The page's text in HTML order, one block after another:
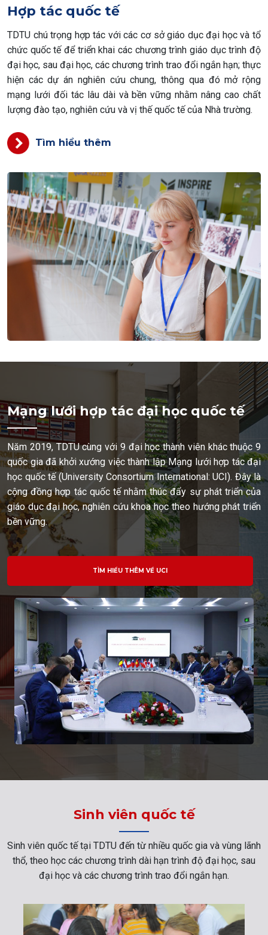
Hợp tác quốc tế
TDTU chú trọng hợp tác với các cơ sở giáo dục đại học và tổ
chức quốc tế để triển khai các chương trình giáo dục trình độ
đại học, sau đại học, các chương trình trao đổi ngắn hạn; thực
hiện các dự án nghiên cứu chung, thông qua đó mở rộng
mạng lưới đối tác lâu dài và bền vững nhằm nâng cao chất
lượng đào tạo, nghiên cứu và vị thế quốc tế của Nhà trường.
Tìm hiểu thêm
Mạng lưới hợp tác đại học quốc tế
Năm 2019, TDTU cùng với 9 đại học thành viên khác thuộc 9
quốc gia đã khởi xướng việc thành lập Mạng lưới hợp tác đại
học quốc tế (University Consortium International: UCI). Đây là
cộng đồng hợp tác quốc tế nhằm thúc đẩy sự phát triển của
giáo dục đại học, nghiên cứu khoa học theo hướng phát triển
bền vững.
TÌM HIỂU THÊM VỀ UCI
Sinh viên quốc tế
Sinh viên quốc tế tại TDTU đến từ nhiều quốc gia và vùng lãnh
thổ, theo học các chương trình dài hạn trình độ đại học, sau
đại học và các chương trình trao đổi ngắn hạn.